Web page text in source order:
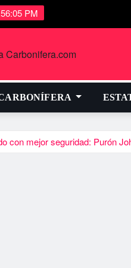
PM
con mejor seguridad: Purón